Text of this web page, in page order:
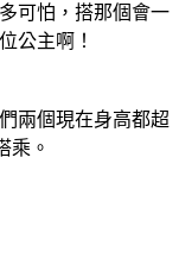
可怕，搭那個會一
公主啊！
兩個現在身高都超
乘。